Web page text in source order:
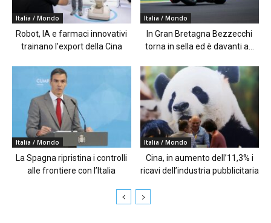
Italia / Mondo
Robot, IA e farmaci innovativi
trainano l’export della Cina
Italia / Mondo
In Gran Bretagna Bezzecchi
torna in sella ed è davanti a...
Italia / Mondo
La Spagna ripristina i controlli
alle frontiere con l’Italia
Italia / Mondo
Cina, in aumento dell’11,3% i
ricavi dell’industria pubblicitaria